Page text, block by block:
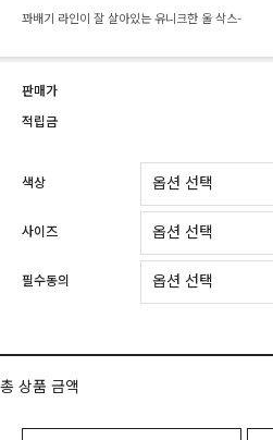
꽈배기 라인이 잘 살아있는 유니크한 울 삭스-
판매가
적립금
색상
사이즈
필수동의
총 상품 금액